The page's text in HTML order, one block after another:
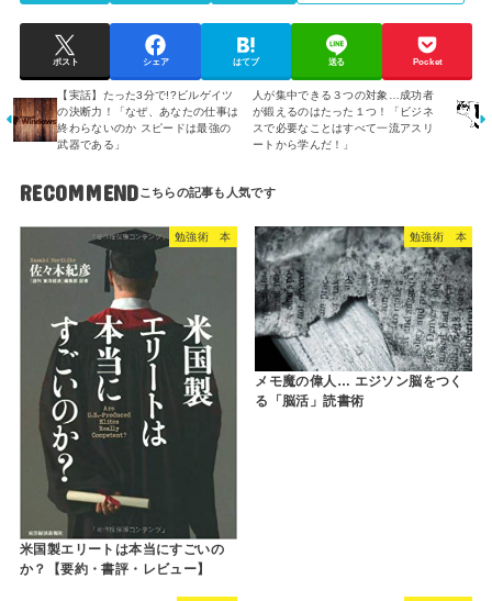
ポスト シェア はてブ 送る Pocket
【実話】たった3分で!?ビルゲイツ
の決断力！「なぜ、あなたの仕事は
終わらないのか スピードは最強の
武器である」
人が集中できる３つの対象…成功者
が鍛えるのはたった１つ！「ビジネ
スで必要なことはすべて一流アスリ
ートから学んだ！」
RECOMMEND
勉強術 本
米国製エリートは本当にすごいの
か？【要約・書評・レビュー】
勉強術 本
メモ魔の偉人… エジソン脳をつく
る「脳活」読書術